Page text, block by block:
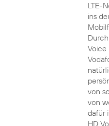
LTE-
ins
Voice
von
von
dafür
HD